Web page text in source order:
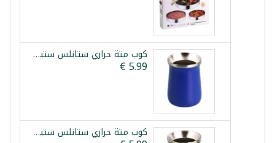
كوب متة حراري ستانلس ستيل ازرق 260مل ارتفاع 10سم
كوب متة حراري ستانلس ستيل أسود 260مل ارتفاع 10سم